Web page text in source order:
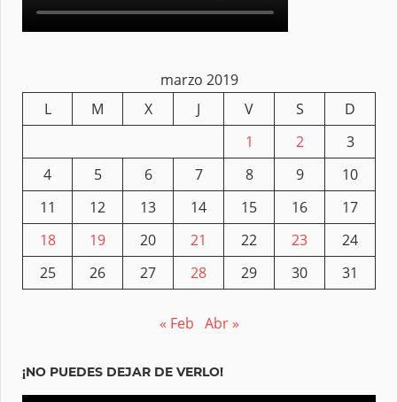
marzo 2019
L
M X J V S
D
1
2
3
4
5 6 7 8 9
10
11
12 13 14 15 16
17
18
19 20 21 22 23
24
25
26 27 28 29 30 31
« Feb Abr »
¡NO PUEDES DEJAR DE VERLO!